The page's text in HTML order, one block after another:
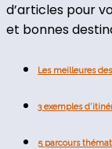
d’articles pour
et bonnes
Les meilleures
3 exemples
5 parcours